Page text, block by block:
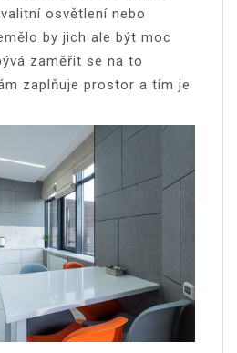
osvětlení nebo
by jich ale být moc
zaměřit se na to
zaplňuje prostor a tím je